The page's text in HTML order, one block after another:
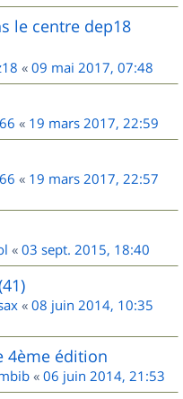
le centre dep18
« 09 mai 2017, 07:48
« 19 mars 2017, 22:59
« 19 mars 2017, 22:57
« 03 sept. 2015, 18:40
« 08 juin 2014, 10:35
4ème édition
« 06 juin 2014, 21:53